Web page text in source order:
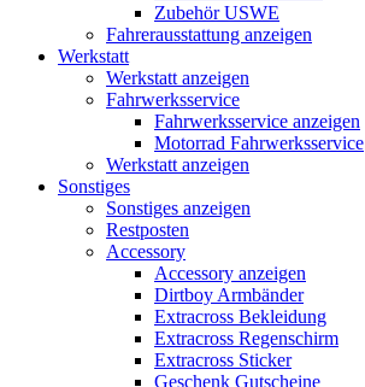
Zubehör USWE
Fahrerausstattung anzeigen
Werkstatt
Werkstatt anzeigen
Fahrwerksservice
Fahrwerksservice anzeigen
Motorrad Fahrwerksservice
Werkstatt anzeigen
Sonstiges
Sonstiges anzeigen
Restposten
Accessory
Accessory anzeigen
Dirtboy Armbänder
Extracross Bekleidung
Extracross Regenschirm
Extracross Sticker
Geschenk Gutscheine